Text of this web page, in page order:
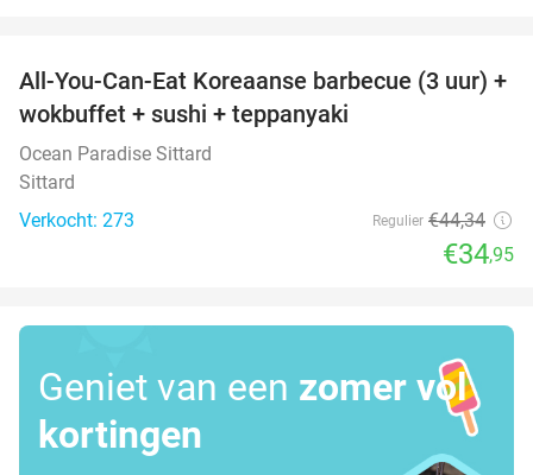
21%
All-You-Can-Eat Koreaanse barbecue (3 uur) +
wokbuffet + sushi + teppanyaki
Ocean Paradise Sittard
Sittard
Verkocht: 273
Regulier €44,34
€34,95
Geniet van een zomer vol
kortingen